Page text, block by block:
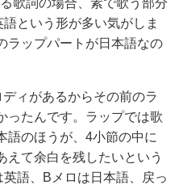
という形が多い気がしま
ラップパートが日本語なの
ィがあるからその前のラ
ったんです。ラップでは歌
語のほうが、4小節の中に
えて余白を残したいという
語、Bメロは日本語、戻っ